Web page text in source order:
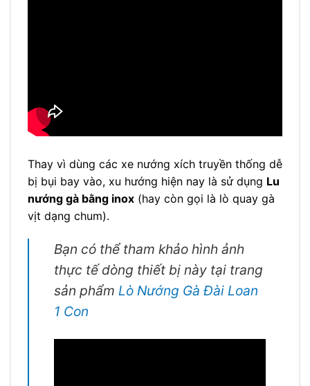
Thay vì dùng các xe nướng xích truyền thống dễ
bị bụi bay vào, xu hướng hiện nay là sử dụng Lu
nướng gà bằng inox (hay còn gọi là lò quay gà
vịt dạng chum).
Bạn có thể tham khảo hình ảnh
thực tế dòng thiết bị này tại trang
sản phẩm Lò Nướng Gà Đài Loan
1 Con